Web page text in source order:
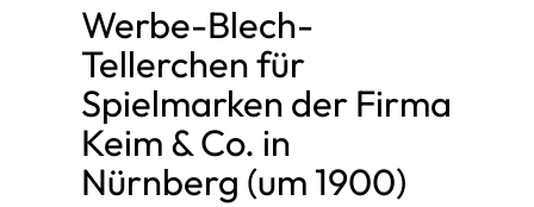
Werbe-Blech-
Tellerchen für
Spielmarken der Firma
Keim & Co. in
Nürnberg (um 1900)